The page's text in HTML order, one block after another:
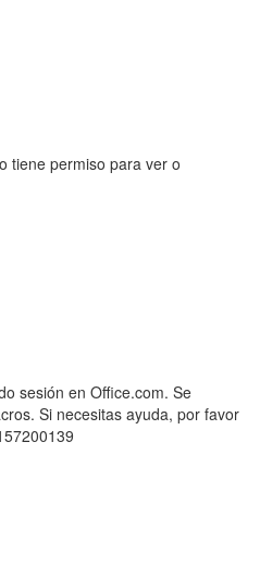
tiene permiso para ver o
sesión en Office.com. Se
Si necesitas ayuda, por favor